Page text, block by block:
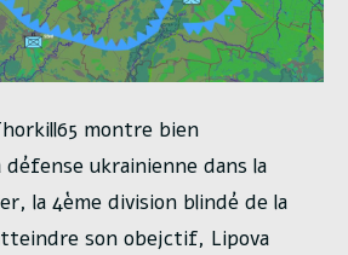
montre bien
défense ukrainienne dans la
la 4ème division blindé de la
son obejctif, Lipova